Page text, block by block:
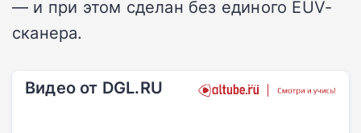
— и при этом сделан без единого EUV-
сканера.
Видео от DGL.RU